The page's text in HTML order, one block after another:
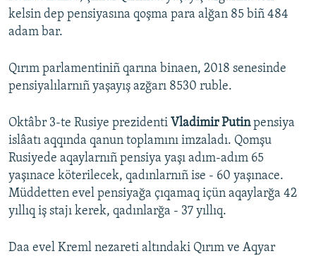
kelsin dep pensiyasına qoşma para alğan 85 biñ 484
adam bar.
Qırım parlamentiniñ qarına binaen, 2018 senesinde
pensiyalılarnıñ yaşayış azğarı 8530 ruble.
Oktâbr 3-te Rusiye prezidenti Vladimir Putinpensiya
islâatı aqqında qanun toplamını imzaladı. Qomşu
Rusiyede aqaylarnıñ pensiya yaşı adım-adım 65
yaşınace köterilecek, qadınlarnıñ ise - 60 yaşınace.
Müddetten evel pensiyağa çıqamaq içün aqaylarğa 42
yıllıq iş stajı kerek, qadınlarğa - 37 yıllıq.
Daa evel Kreml nezareti altındaki Qırım ve Aqyar